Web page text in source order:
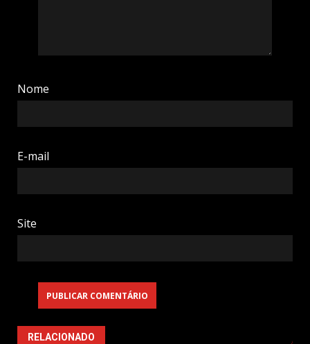
Nome
E-mail
Site
RELACIONADO